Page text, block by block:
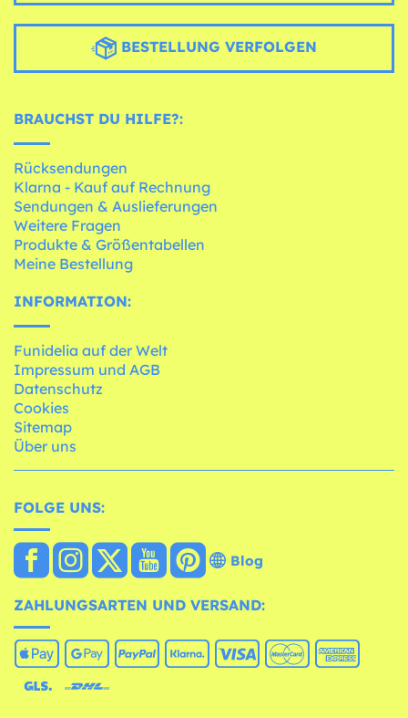
BESTELLUNG VERFOLGEN
BRAUCHST DU HILFE?:
Rücksendungen
Klarna - Kauf auf Rechnung
Sendungen & Auslieferungen
Weitere Fragen
Produkte & Größentabellen
Meine Bestellung
INFORMATION:
Funidelia auf der Welt
Impressum und AGB
Datenschutz
Cookies
Sitemap
Über uns
FOLGE UNS:
Blog
ZAHLUNGSARTEN UND VERSAND: